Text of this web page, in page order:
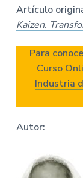
Artículo
Kaizen.
Para
Curso
Industria
Autor: